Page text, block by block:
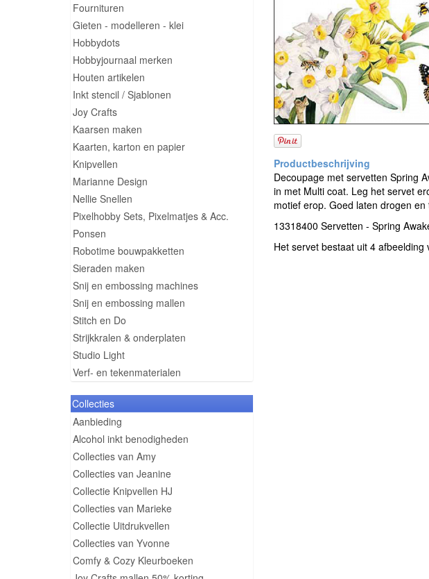
Fournituren
Gieten - modelleren - klei
Hobbydots
Hobbyjournaal merken
Houten artikelen
Inkt stencil / Sjablonen
Joy Crafts
Kaarsen maken
Kaarten, karton en papier
Knipvellen
Marianne Design
Nellie Snellen
Pixelhobby Sets, Pixelmatjes & Acc.
Ponsen
Robotime bouwpakketten
Sieraden maken
Snij en embossing machines
Snij en embossing mallen
Stitch en Do
Strijkkralen & onderplaten
Studio Light
Verf- en tekenmaterialen
Collecties
Aanbieding
Alcohol inkt benodigheden
Collecties van Amy
Collecties van Jeanine
Collectie Knipvellen HJ
Collecties van Marieke
Collectie Uitdrukvellen
Collecties van Yvonne
Comfy & Cozy Kleurboeken
Decoupage met servetten Spring
in met Multi coat. Leg het servet
motief erop. Goed laten drogen
13318400 Servetten - Spring
Het servet bestaat uit 4 afbeelding